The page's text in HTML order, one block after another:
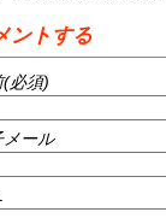
ントする
(必須)
メール